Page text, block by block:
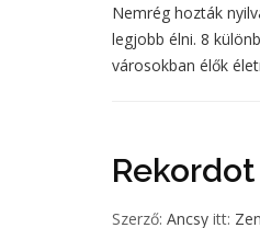
Nemrég hozták
legjobb élni. 8
városokban élők
Szerző: Ancsy itt: